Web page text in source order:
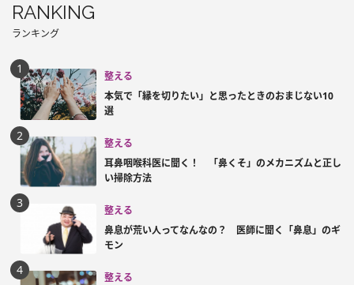
RANKING
ランキング
整える
本気で「縁を切りたい」と思ったときのおまじない10
選
整える
耳鼻咽喉科医に聞く！ 「鼻くそ」のメカニズムと正し
い掃除方法
整える
鼻息が荒い人ってなんなの？ 医師に聞く「鼻息」のギ
モン
整える